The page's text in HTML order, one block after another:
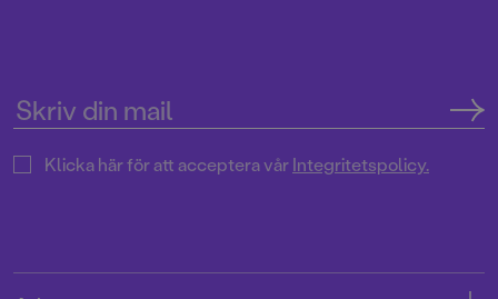
Klicka här för att acceptera vårIntegritetspolicy.